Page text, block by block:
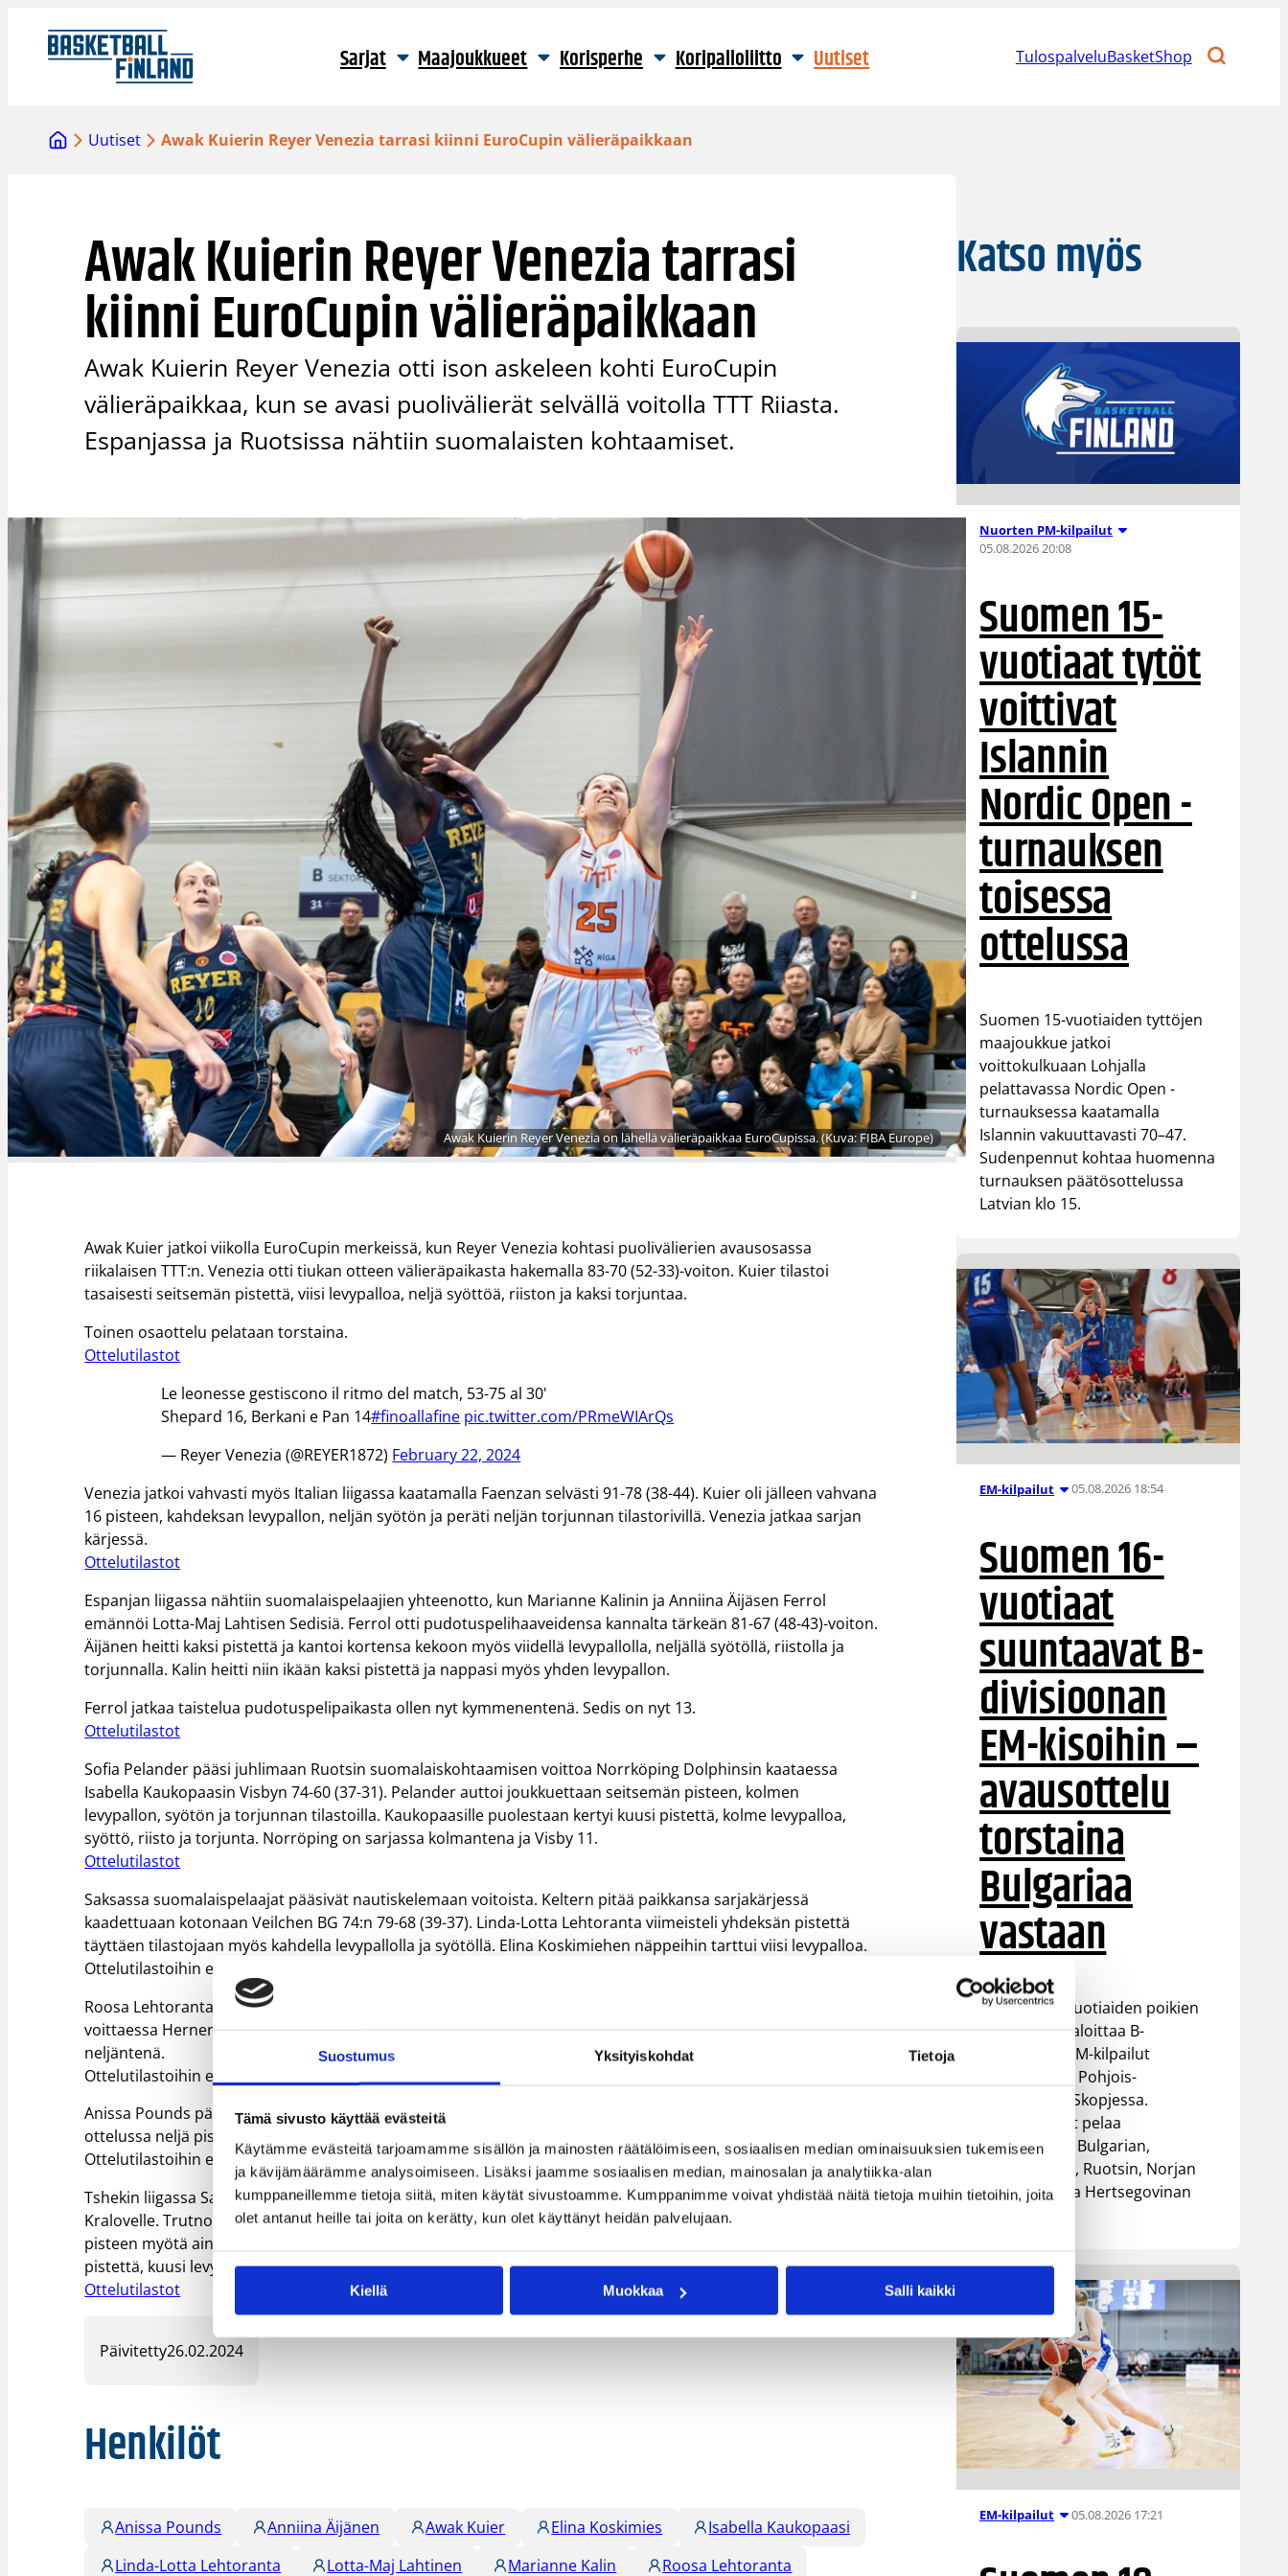
Suostumus Yksityiskohdat Tietoja
Tämä sivusto käyttää evästeitä
Käytämme evästeitä tarjoamamme sisällön ja mainosten räätälöimiseen, sosiaalisen median ominaisuuksien tukemiseen
ja kävijämäärämme analysoimiseen. Lisäksi jaamme sosiaalisen median, mainosalan ja analytiikka-alan
kumppaneillemme tietoja siitä, miten käytät sivustoamme. Kumppanimme voivat yhdistää näitä tietoja muihin tietoihin, joita
olet antanut heille tai joita on kerätty, kun olet käyttänyt heidän palvelujaan.
Kiellä Muokkaa Salli kaikki
sisältöön
Sarjat Maajoukkueet Korisperhe Koripalloliitto Uutiset TulospalveluBasketShop
Uutiset Awak Kuierin Reyer Venezia tarrasi kiinni EuroCupin välieräpaikkaan
Awak Kuierin Reyer Venezia tarrasi
kiinni EuroCupin välieräpaikkaan
Awak Kuierin Reyer Venezia otti ison askeleen kohti EuroCupin
välieräpaikkaa, kun se avasi puolivälierät selvällä voitolla TTT Riiasta.
Espanjassa ja Ruotsissa nähtiin suomalaisten kohtaamiset.
Awak Kuierin Reyer Venezia on lähellä välieräpaikkaa EuroCupissa. (Kuva: FIBA Europe)
Awak Kuier jatkoi viikolla EuroCupin merkeissä, kun Reyer Venezia kohtasi puolivälierien avausosassa
riikalaisen TTT:n. Venezia otti tiukan otteen välieräpaikasta hakemalla 83-70 (52-33)-voiton. Kuier tilastoi
tasaisesti seitsemän pistettä, viisi levypalloa, neljä syöttöä, riiston ja kaksi torjuntaa.
Toinen osaottelu pelataan torstaina.
Ottelutilastot
Le leonesse gestiscono il ritmo del match, 53-75 al 30'
Shepard 16, Berkani e Pan 14#finoallafine pic.twitter.com/PRmeWIArQs
— Reyer Venezia (@REYER1872) February 22, 2024
Venezia jatkoi vahvasti myös Italian liigassa kaatamalla Faenzan selvästi 91-78 (38-44). Kuier oli jälleen vahvana
16 pisteen, kahdeksan levypallon, neljän syötön ja peräti neljän torjunnan tilastorivillä. Venezia jatkaa sarjan
kärjessä.
Ottelutilastot
Espanjan liigassa nähtiin suomalaispelaajien yhteenotto, kun Marianne Kalinin ja Anniina Äijäsen Ferrol
emännöi Lotta-Maj Lahtisen Sedisiä. Ferrol otti pudotuspelihaaveidensa kannalta tärkeän 81-67 (48-43)-voiton.
Äijänen heitti kaksi pistettä ja kantoi kortensa kekoon myös viidellä levypallolla, neljällä syötöllä, riistolla ja
torjunnalla. Kalin heitti niin ikään kaksi pistettä ja nappasi myös yhden levypallon.
Ferrol jatkaa taistelua pudotuspelipaikasta ollen nyt kymmenentenä. Sedis on nyt 13.
Ottelutilastot
Sofia Pelander pääsi juhlimaan Ruotsin suomalaiskohtaamisen voittoa Norrköping Dolphinsin kaataessa
Isabella Kaukopaasin Visbyn 74-60 (37-31). Pelander auttoi joukkuettaan seitsemän pisteen, kolmen
levypallon, syötön ja torjunnan tilastoilla. Kaukopaasille puolestaan kertyi kuusi pistettä, kolme levypalloa,
syöttö, riisto ja torjunta. Norröping on sarjassa kolmantena ja Visby 11.
Ottelutilastot
Saksassa suomalaispelaajat pääsivät nautiskelemaan voitoista. Keltern pitää paikkansa sarjakärjessä
kaadettuaan kotonaan Veilchen BG 74:n 79-68 (39-37). Linda-Lotta Lehtoranta viimeisteli yhdeksän pistettä
täyttäen tilastojaan myös kahdella levypallolla ja syötöllä. Elina Koskimiehen näppeihin tarttui viisi levypalloa.
Ottelutilastoihin ei ole linkkiä saatavilla.
Roosa Lehtoranta jatkoi vahvoja esityksiään Angels Nördlingenin riveissä, kun hän heitti 10 pistettä joukkueen
voittaessa Herner TC:n 75-71 (37-36). Lehtoranta saalisti myös yhden levypallon ja riiston. Angels on sarjassa
neljäntenä.
Ottelutilastoihin ei ole linkkiä saatavilla.
Anissa Pounds pääsi juhlimaan Lions Hallen 80-71 (48-30)-voittoa Panthers Osnabrückista. Pounds kirjautti
ottelussa neljä pistettä ja neljä levypalloa. Lions pitää sarjassa viidettä sijaa.
Ottelutilastoihin ei ole linkkiä saatavilla.
Tshekin liigassa Sara Rokkasen Kara Trutnov koki kirvelevän 56-58 (25-37)-vierastappion Sokol Hradec
Kralovelle. Trutnov lähti viimeiselle minuutilla yhdeksän pisteen tappioasemassa, mutta kiri Rokkasen viiden
pisteen myötä aina kahden pisteen päähän, mutta aika loppui kesken. Yhteensä Rokkaselle kertyi ottelussa 10
pistettä, kuusi levypalloa ja syöttö. Trutnov on toiseksi viimeisenä.
Ottelutilastot
Päivitetty26.02.2024
Henkilöt
Anissa Pounds Anniina Äijänen Awak Kuier Elina Koskimies
Isabella Kaukopaasi
Linda-Lotta Lehtoranta
Lotta-Maj Lahtinen Marianne Kalin
Roosa Lehtoranta
Katso myös
Nuorten PM-kilpailut
05.08.2026 20:08
Suomen 15-
vuotiaat tytöt
voittivat
Islannin
Nordic Open -
turnauksen
toisessa
ottelussa
Suomen 15-vuotiaiden tyttöjen
maajoukkue jatkoi
voittokulkuaan Lohjalla
pelattavassa Nordic Open -
turnauksessa kaatamalla
Islannin vakuuttavasti 70–47.
Sudenpennut kohtaa huomenna
turnauksen päätösottelussa
Latvian klo 15.
EM-kilpailut 05.08.2026 18:54
Suomen 16-
vuotiaat
suuntaavat B-
divisioonan
EM-kisoihin –
avausottelu
torstaina
Bulgariaa
vastaan
Suomen 16-vuotiaiden poikien
maajoukkue aloittaa B-
divisioonan EM-kilpailut
torstaina 6.8. Pohjois-
Makedonian Skopjessa.
Sudenpennut pelaa
alkulohkossa Bulgarian,
Luxemburgin, Ruotsin, Norjan
sekä Bosnia ja Hertsegovinan
EM-kilpailut 05.08.2026 17:21